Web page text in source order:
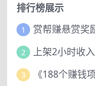
排行榜展示
1
2
3